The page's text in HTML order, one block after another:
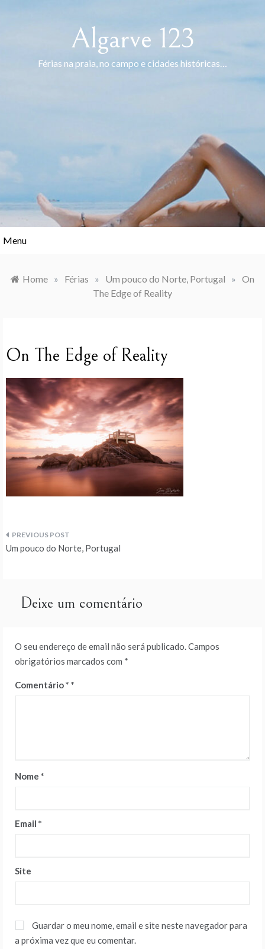
Algarve 123
Férias na praia, no campo e cidades históricas…
Menu
Home » Férias » Um pouco do Norte, Portugal » On
The Edge of Reality
On The Edge of Reality
Navegação
artigos
Um pouco do Norte, Portugal
Deixe um comentário
O seu endereço de email não será publicado.Campos
obrigatórios marcados com *
Comentário*
Nome *
Email *
Site
Guardar o meu nome, email e site neste navegador para
a próxima vez que eu comentar.